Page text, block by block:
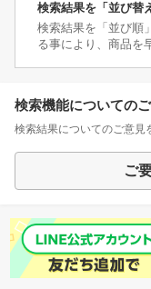
検索結果を「並び替
検索結果を「並び順
る事により、商品を
検索機能についての
検索結果についてのご意見
ご